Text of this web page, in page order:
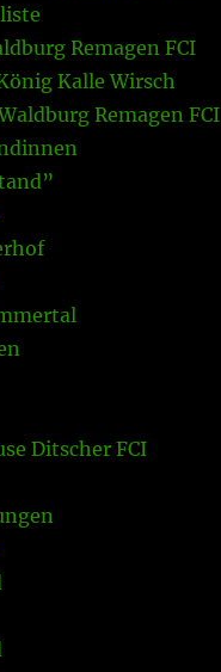
Remagen FCI
Kalle Wirsch
Remagen FCI
Ditscher FCI